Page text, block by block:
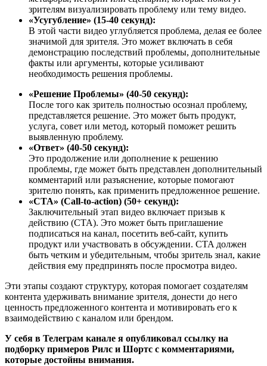
зрителям визуализировать проблему или тему видео.
«Усугубление» (15-40 секунд):
В этой части видео углубляется проблема, делая ее более
значимой для зрителя. Это может включать в себя
демонстрацию последствий проблемы, дополнительные
факты или аргументы, которые усиливают
необходимость решения проблемы.
«Решение Проблемы» (40-50 секунд):
После того как зритель полностью осознал проблему,
представляется решение. Это может быть продукт,
услуга, совет или метод, который поможет решить
выявленную проблему.
«Ответ» (40-50 секунд):
Это продолжение или дополнение к решению
проблемы, где может быть представлен дополнительный
комментарий или разъяснение, которые помогают
зрителю понять, как применить предложенное решение.
«CTA» (Call-to-action) (50+ секунд):
Заключительный этап видео включает призыв к
действию (CTA). Это может быть приглашение
подписаться на канал, посетить веб-сайт, купить
продукт или участвовать в обсуждении. CTA должен
быть четким и убедительным, чтобы зритель знал, какие
действия ему предпринять после просмотра видео.
Эти этапы создают структуру, которая помогает создателям
контента удерживать внимание зрителя, донести до него
ценность предложенного контента и мотивировать его к
взаимодействию с каналом или брендом.
У себя в Телеграм канале я опубликовал ссылку на
подборку примеров Рилс и Шортс с комментариями,
которые достойны внимания.